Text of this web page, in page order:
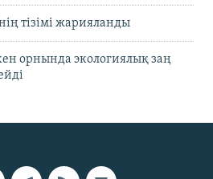
тізімі жарияланды
орнында экологиялық заң